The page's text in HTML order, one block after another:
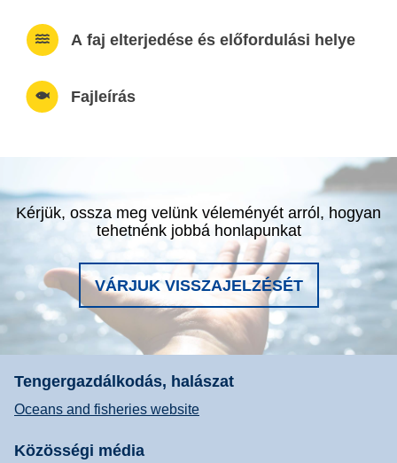
A faj elterjedése és előfordulási helye
Fajleírás
Kérjük, ossza meg velünk véleményét arról, hogyan
tehetnénk jobbá honlapunkat
VÁRJUK VISSZAJELZÉSÉT
Tengergazdálkodás, halászat
Oceans and fisheries website
Közösségi média